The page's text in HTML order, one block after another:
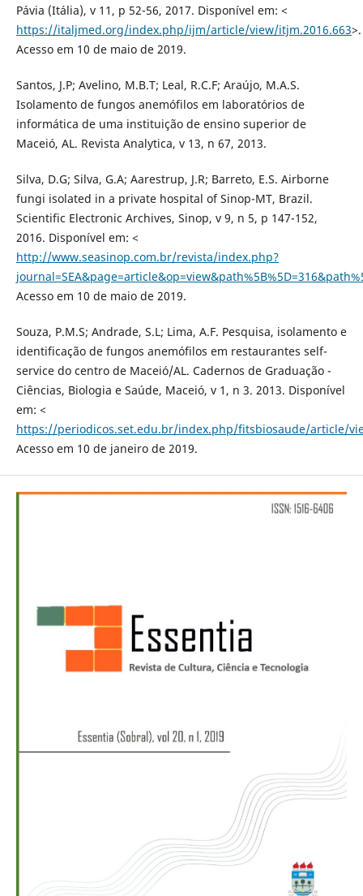
Pávia (Itália), v 11, p 52-56, 2017. Disponível em: <
https://italjmed.org/index.php/ijm/article/view/itjm.2016.663>.
Acesso em 10 de maio de 2019.
Santos, J.P; Avelino, M.B.T; Leal, R.C.F; Araújo, M.A.S.
Isolamento de fungos anemófilos em laboratórios de
informática de uma instituição de ensino superior de
Maceió, AL. Revista Analytica, v 13, n 67, 2013.
Silva, D.G; Silva, G.A; Aarestrup, J.R; Barreto, E.S. Airborne
fungi isolated in a private hospital of Sinop-MT, Brazil.
Scientific Electronic Archives, Sinop, v 9, n 5, p 147-152,
2016. Disponível em: <
http://www.seasinop.com.br/revista/index.php?
Acesso em 10 de maio de 2019.
Souza, P.M.S; Andrade, S.L; Lima, A.F. Pesquisa, isolamento e
identificação de fungos anemófilos em restaurantes self-
service do centro de Maceió/AL. Cadernos de Graduação -
Ciências, Biologia e Saúde, Maceió, v 1, n 3. 2013. Disponível
em: <
https://periodicos.set.edu.br/index.php/fitsbiosaude/article/
Acesso em 10 de janeiro de 2019.